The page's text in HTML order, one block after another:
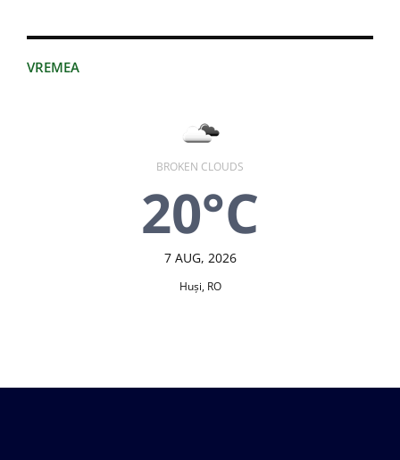
VREMEA
BROKEN CLOUDS
20°C
7 AUG, 2026
Huşi, RO